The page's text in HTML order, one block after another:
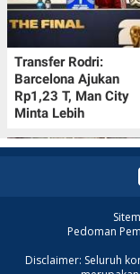
Transfer Rodri:
Barcelona Ajukan
Rp1,23 T, Man City
Minta Lebih
Kalender Lunar
Pedoman
Disclaimer: Seluruh